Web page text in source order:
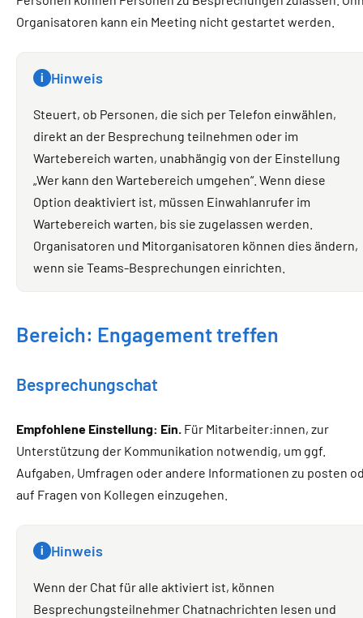
Organisatoren kann ein Meeting nicht gestartet werden.
i Hinweis
Steuert, ob Personen, die sich per Telefon einwählen,
direkt an der Besprechung teilnehmen oder im
Wartebereich warten, unabhängig von der Einstellung
„Wer kann den Wartebereich umgehen“. Wenn diese
Option deaktiviert ist, müssen Einwahlanrufer im
Wartebereich warten, bis sie zugelassen werden.
Organisatoren und Mitorganisatoren können dies ändern,
wenn sie Teams-Besprechungen einrichten.
Bereich: Engagement treffen
Besprechungschat
Empfohlene Einstellung: Ein. Für Mitarbeiter:innen, zur
Unterstützung der Kommunikation notwendig, um ggf.
Aufgaben, Umfragen oder andere Informationen zu posten
auf Fragen von Kollegen einzugehen.
i Hinweis
Wenn der Chat für alle aktiviert ist, können
Besprechungsteilnehmer Chatnachrichten lesen und